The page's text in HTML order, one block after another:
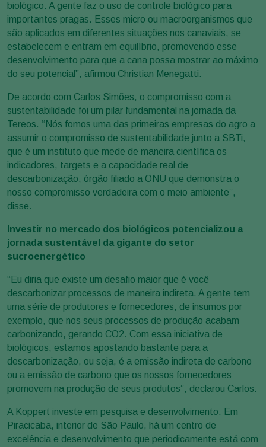
biológico. A gente faz o uso de controle biológico para
importantes pragas. Esses micro ou macroorganismos que
são aplicados em diferentes situações nos canaviais, se
estabelecem e entram em equilíbrio, promovendo esse
desenvolvimento para que a cana possa mostrar ao máximo
do seu potencial”, afirmou Christian Menegatti.
De acordo com Carlos Simões, o compromisso com a
sustentabilidade foi um pilar fundamental na jornada da
Tereos. “Nós fomos uma das primeiras empresas do agro a
assumir o compromisso de sustentabilidade junto a SBTi,
que é um instituto que mede de maneira científica os
indicadores, targets e a capacidade real de
descarbonização, órgão filiado a ONU que demonstra o
nosso compromisso verdadeira com o meio ambiente”,
disse.
Investir no mercado dos biológicos potencializou a
jornada sustentável da gigante do setor
sucroenergético
“Eu diria que existe um desafio maior que é você
descarbonizar processos de maneira indireta. A gente tem
uma série de produtores e fornecedores, de insumos por
exemplo, que nos seus processos de produção acabam
carbonizando, gerando CO2. Com essa iniciativa de
biológicos, estamos apostando bastante para a
descarbonização, ou seja, é a emissão indireta de carbono
ou a emissão de carbono que os nossos fornecedores
promovem na produção de seus produtos”, declarou Carlos.
A Koppert investe em pesquisa e desenvolvimento. Em
Piracicaba, interior de São Paulo, há um centro de
excelência e desenvolvimento que periodicamente está com